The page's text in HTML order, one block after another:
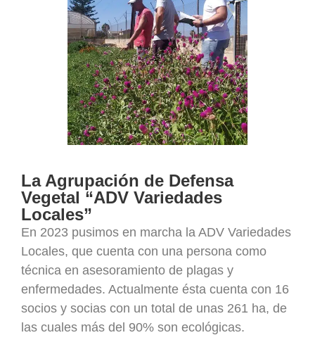
La Agrupación de Defensa
Vegetal “ADV Variedades
Locales”
En 2023 pusimos en marcha la ADV Variedades
Locales, que cuenta con una persona como
técnica en asesoramiento de plagas y
enfermedades. Actualmente ésta cuenta con 16
socios y socias con un total de unas 261 ha, de
las cuales más del 90% son ecológicas.